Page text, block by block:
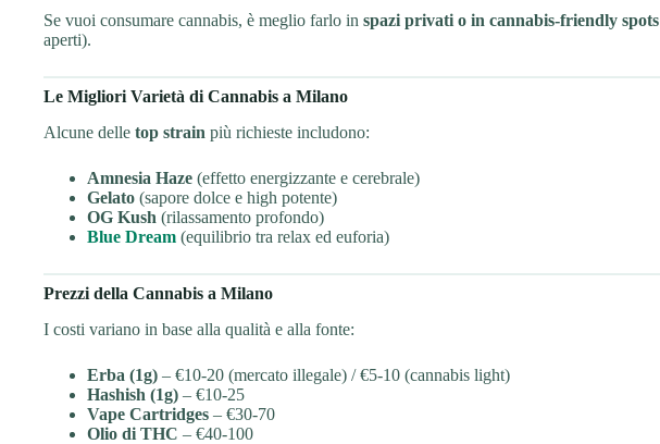
Se vuoi consumare cannabis, è meglio farlo in spazi privati o in cannabis-friendly spots
aperti).
Le Migliori Varietà di Cannabis a Milano
Alcune delle top strain più richieste includono:
Amnesia Haze (effetto energizzante e cerebrale)
Gelato (sapore dolce e high potente)
OG Kush (rilassamento profondo)
Blue Dream (equilibrio tra relax ed euforia)
Prezzi della Cannabis a Milano
I costi variano in base alla qualità e alla fonte:
Erba (1g) – €10-20 (mercato illegale) / €5-10 (cannabis light)
Hashish (1g) – €10-25
Vape Cartridges – €30-70
Olio di THC – €40-100